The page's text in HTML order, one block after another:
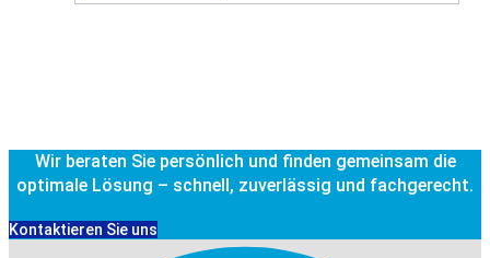
Wir beraten Sie persönlich und finden gemeinsam die
optimale Lösung – schnell, zuverlässig und fachgerecht.
Kontaktieren Sie uns